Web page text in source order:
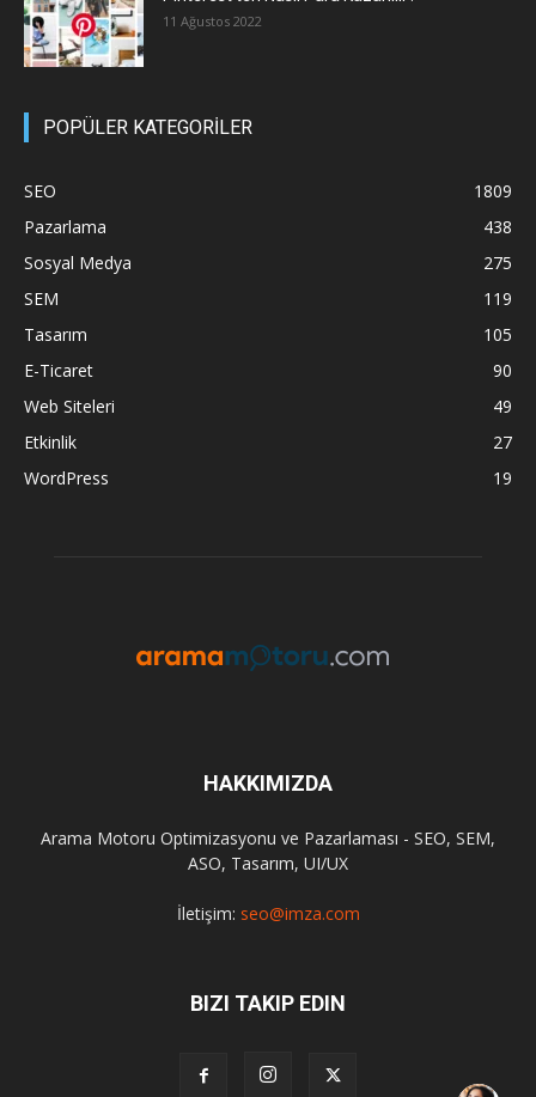
11 Ağustos 2022
POPÜLER KATEGORİLER
SEO
1809
Pazarlama
438
Sosyal Medya
275
SEM
119
Tasarım
105
E-Ticaret
90
Web Siteleri
49
Etkinlik
27
WordPress
19
HAKKIMIZDA
Arama Motoru Optimizasyonu ve Pazarlaması - SEO, SEM,
ASO, Tasarım, UI/UX
İletişim: seo@imza.com
BIZI TAKIP EDIN